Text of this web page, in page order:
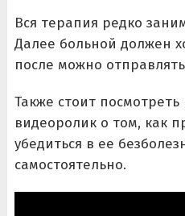
Вся терапия редко
Далее больной должен
после можно
Также стоит
видеоролик о том, как
убедиться в ее
самостоятельно.